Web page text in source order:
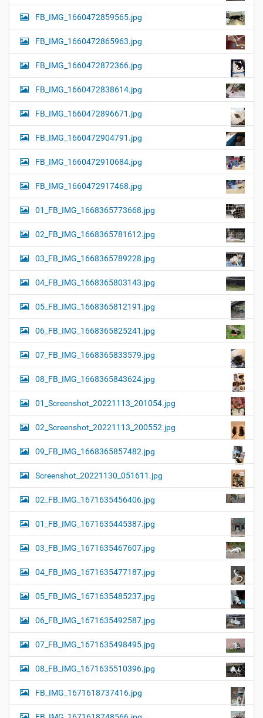
FB_IMG_1660472859565.jpg
FB_IMG_1660472865963.jpg
FB_IMG_1660472872366.jpg
FB_IMG_1660472838614.jpg
FB_IMG_1660472896671.jpg
FB_IMG_1660472904791.jpg
FB_IMG_1660472910684.jpg
FB_IMG_1660472917468.jpg
01_FB_IMG_1668365773668.jpg
02_FB_IMG_1668365781612.jpg
03_FB_IMG_1668365789228.jpg
04_FB_IMG_1668365803143.jpg
05_FB_IMG_1668365812191.jpg
06_FB_IMG_1668365825241.jpg
07_FB_IMG_1668365833579.jpg
08_FB_IMG_1668365843624.jpg
01_Screenshot_20221113_201054.jpg
02_Screenshot_20221113_200552.jpg
09_FB_IMG_1668365857482.jpg
Screenshot_20221130_051611.jpg
02_FB_IMG_1671635456406.jpg
01_FB_IMG_1671635445387.jpg
03_FB_IMG_1671635467607.jpg
04_FB_IMG_1671635477187.jpg
05_FB_IMG_1671635485237.jpg
06_FB_IMG_1671635492587.jpg
07_FB_IMG_1671635498495.jpg
08_FB_IMG_1671635510396.jpg
FB_IMG_1671618737416.jpg